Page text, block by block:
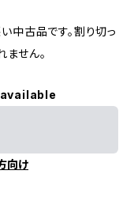
中古品です。割り切っ
せん。
向け